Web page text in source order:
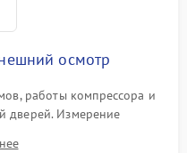
₽ Подробнее →
₽
осмотр
работы компрессора и
дверей. Измерение
проверка термостата и